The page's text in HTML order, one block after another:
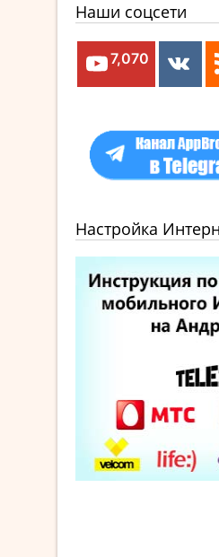
Наши соцсети
7,070
Настройка